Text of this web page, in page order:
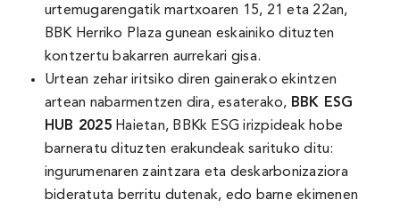
urtemugarengatik martxoaren 15, 21 eta 22an,
BBK Herriko Plaza gunean eskainiko dituzten
kontzertu bakarren aurrekari gisa.
Urtean zehar iritsiko diren gainerako ekintzen
artean nabarmentzen dira, esaterako, BBK ESG
HUB 2025Haietan, BBKk ESG irizpideak hobe
barneratu dituzten erakundeak sarituko ditu:
ingurumenaren zaintzara eta deskarbonizaziora
bideratuta berritu dutenak, edo barne ekimenen